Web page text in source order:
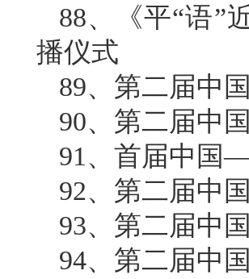
88、《平“语
播仪式
89、第二届中
90、第二届中
91、首届中国
92、第二届中
93、第二届中
94、第二届中